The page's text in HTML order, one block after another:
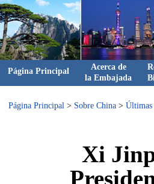
Página Principal
Acerca de
la Embajada
Página Principal > Sobre China > Últimas
Xi